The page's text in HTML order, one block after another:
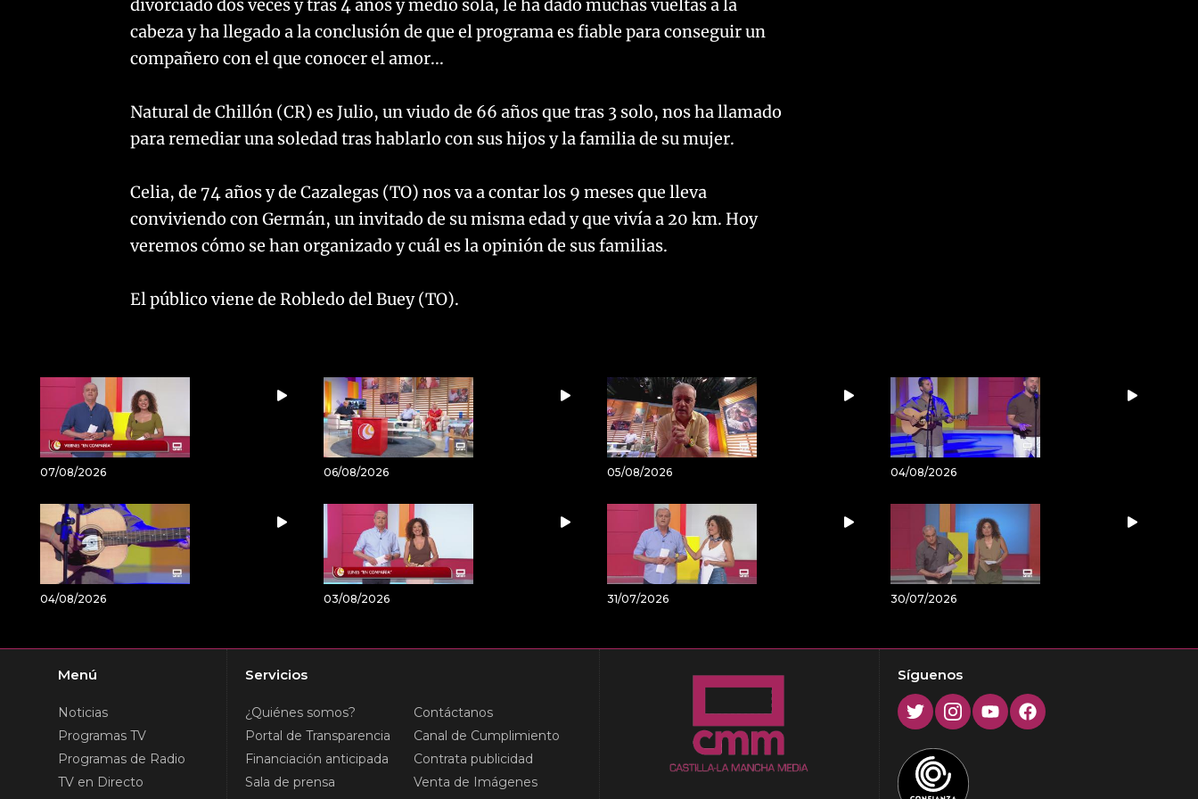
divorciado dos veces y tras 4 años y medio sola, le ha dado muchas vueltas a la
cabeza y ha llegado a la conclusión de que el programa es fiable para conseguir un
compañero con el que conocer el amor...
Natural de Chillón (CR) es Julio, un viudo de 66 años que tras 3 solo, nos ha llamado
para remediar una soledad tras hablarlo con sus hijos y la familia de su mujer.
Celia, de 74 años y de Cazalegas (TO) nos va a contar los 9 meses que lleva
conviviendo con Germán, un invitado de su misma edad y que vivía a 20 km. Hoy
veremos cómo se han organizado y cuál es la opinión de sus familias.
El público viene de Robledo del Buey (TO).
07/08/2026 06/08/2026 05/08/2026 04/08/2026
04/08/2026 03/08/2026 31/07/2026 30/07/2026
Menú
Noticias
Programas TV
Programas de Radio
TV en Directo
Servicios
¿Quiénes somos?
Portal de Transparencia
Financiación anticipada
Sala de prensa
Contáctanos
Canal de Cumplimiento
Contrata publicidad
Venta de Imágenes
Síguenos
TwitterInstagram
YoutubeFacebook